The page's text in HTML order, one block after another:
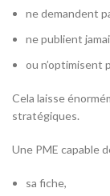
ne demandent
ne publient
ou n’optimisent
Cela laisse
stratégiques.
Une PME capable
sa fiche,